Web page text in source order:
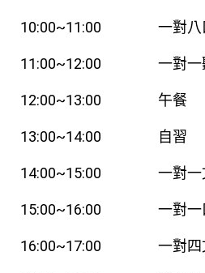
10:00~11:00 一對
11:00~12:00 一對一
12:00~13:00 午餐
13:00~14:00 自習
14:00~15:00 一對一
15:00~16:00 一對
16:00~17:00 一對